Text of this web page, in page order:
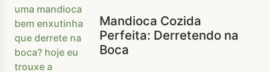
Mandioca Cozida
Perfeita: Derretendo na
Boca